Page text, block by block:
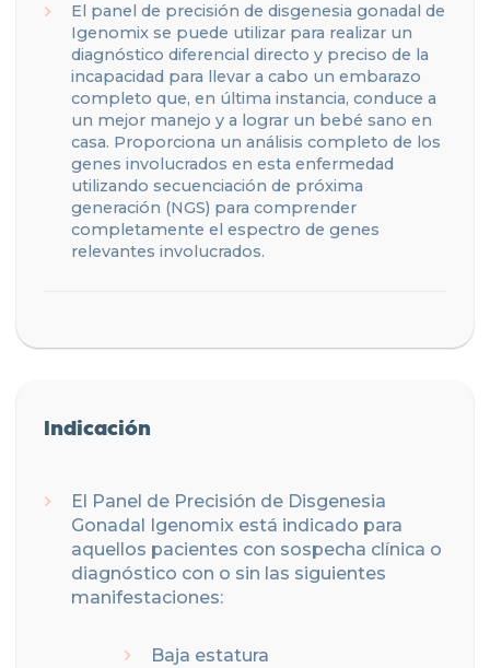
El panel de precisión de disgenesia gonadal de
Igenomix se puede utilizar para realizar un
diagnóstico diferencial directo y preciso de la
incapacidad para llevar a cabo un embarazo
completo que, en última instancia, conduce a
un mejor manejo y a lograr un bebé sano en
casa. Proporciona un análisis completo de los
genes involucrados en esta enfermedad
utilizando secuenciación de próxima
generación (NGS) para comprender
completamente el espectro de genes
relevantes involucrados.
Indicación
El Panel de Precisión de Disgenesia
Gonadal Igenomix está indicado para
aquellos pacientes con sospecha clínica o
diagnóstico con o sin las siguientes
manifestaciones:
Baja estatura